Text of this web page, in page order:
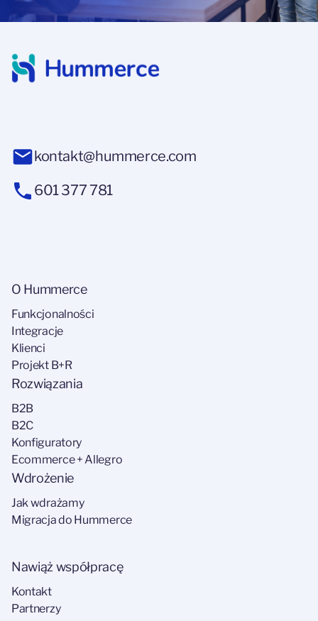
kontakt@hummerce.com
601 377 781
O Hummerce
Funkcjonalności
Integracje
Klienci
Projekt B+R
Rozwiązania
B2B
B2C
Konfiguratory
Ecommerce + Allegro
Wdrożenie
Jak wdrażamy
Migracja do Hummerce
Nawiąż współpracę
Kontakt
Partnerzy